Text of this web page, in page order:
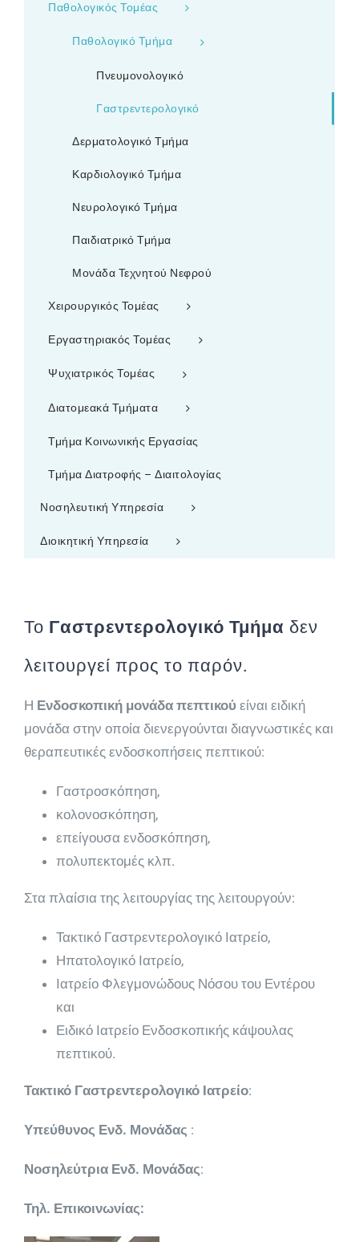
Παθολογικός Τομέας
Παθολογικό Τμήμα
Πνευμονολογικό
Γαστρεντερολογικό
Δερματολογικό Τμήμα
Καρδιολογικό Τμήμα
Νευρολογικό Τμήμα
Παιδιατρικό Τμήμα
Μονάδα Τεχνητού Νεφρού
Χειρουργικός Τομέας
Εργαστηριακός Τομέας
Ψυχιατρικός Τομέας
Διατομεακά Τμήματα
Τμήμα Κοινωνικής Εργασίας
Τμήμα Διατροφής – Διαιτολογίας
Νοσηλευτική Υπηρεσία
Διοικητική Υπηρεσία
Το Γαστρεντερολογικό Τμήμα δεν
λειτουργεί προς το παρόν.
Η Ενδοσκοπική μονάδα πεπτικού είναι ειδική
μονάδα στην οποία διενεργούνται διαγνωστικές και
θεραπευτικές ενδοσκοπήσεις πεπτικού:
Γαστροσκόπηση,
κολονοσκόπηση,
επείγουσα ενδοσκόπηση,
πολυπεκτομές κλπ.
Στα πλαίσια της λειτουργίας της λειτουργούν:
Τακτικό Γαστρεντερολογικό Ιατρείο,
Ηπατολογικό Ιατρείο,
Ιατρείο Φλεγμονώδους Νόσου του Εντέρου
και
Ειδικό Ιατρείο Ενδοσκοπικής κάψουλας
πεπτικού.
Τακτικό Γαστρεντερολογικό Ιατρείο:
Υπεύθυνος Ενδ. Μονάδας :
Νοσηλεύτρια Ενδ. Μονάδας:
Τηλ. Επικοινωνίας: